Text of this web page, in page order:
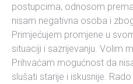
postupcima, odnosom
nisam negativna osoba i
Primjećujem promjene u
situaciji i sazrijevanju. Volim
Prihvaćam mogućnost da
slušati starije i iskusnije.